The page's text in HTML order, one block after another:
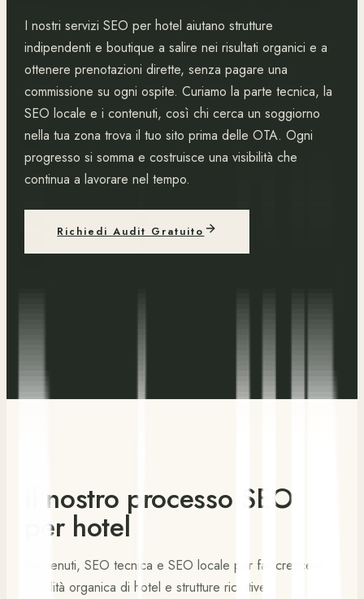
I nostri servizi SEO per hotel aiutano strutture
indipendenti e boutique a salire nei risultati organici e a
ottenere prenotazioni dirette, senza pagare una
commissione su ogni ospite. Curiamo la parte tecnica, la
SEO locale e i contenuti, così chi cerca un soggiorno
nella tua zona trova il tuo sito prima delle OTA. Ogni
progresso si somma e costruisce una visibilità che
continua a lavorare nel tempo.
Richiedi Audit Gratuito
Il nostro processo SEO
per hotel
Contenuti, SEO tecnica e SEO locale per far crescere la
visibilità organica di hotel e strutture ricettive